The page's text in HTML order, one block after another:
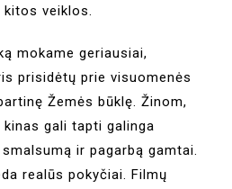
veiklos.
mokame geriausiai,
prisidėtų prie visuomenės
Žemės būklę. Žinom,
gali tapti galinga
ir pagarbą gamtai.
realūs pokyčiai. Filmų